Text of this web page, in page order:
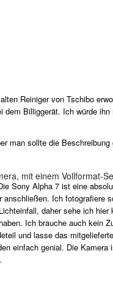
Reiniger von Tschibo
Billiggerät. Ich würde
man sollte die
mit einem Vollformat-
Sony Alpha 7 ist eine
Ich
daher sehe ich
Ich brauche auch
und lasse das
einfach genial. Die